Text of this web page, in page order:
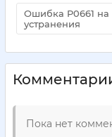
Ошибка P0661
устранения
Пока нет